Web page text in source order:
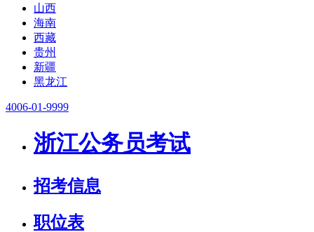
山西
海南
西藏
贵州
新疆
黑龙江
4006-01-9999
浙江公务员考试
招考信息
职位表